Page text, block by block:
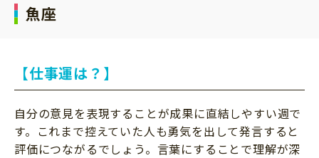
魚座
【仕事運は？】
自分の意見を表現することが成果に直結しやすい週で
す。これまで控えていた人も勇気を出して発言すると
評価につながるでしょう。言葉にすることで理解が深